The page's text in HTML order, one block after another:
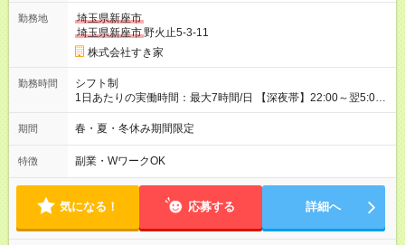
同時給）
勤務地
埼玉県新座市
埼玉県新座市野火止5-3-11
株式会社すき家
勤務時間
シフト制
1日あたりの実働時間：最大7時間/日 【深夜帯】22:00～翌5:00
週2日～・1日2h～OK◎ ※22:00から翌5:00までは18歳以上の方
のみ勤務可能です（18歳未満の深夜業務禁止のため） ★深夜で
す。 必ず、2名以上での勤務を行いますので、安心して働けま
す。
期間 春・夏・冬休み期間限定
特徴 副業・WワークOK
気になる！ 応募する 詳細へ